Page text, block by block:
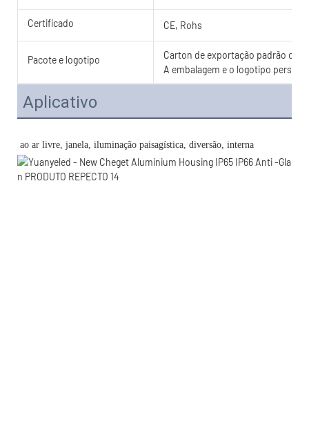
Certificado CE, Rohs
Pacote e logotipo
Carton de exportação padrão
A embalagem e o logotipo
Aplicativo